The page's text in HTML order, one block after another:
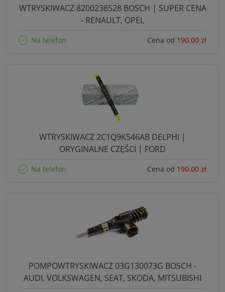
WTRYSKIWACZ 8200238528 BOSCH | SUPER CENA
- RENAULT, OPEL
Na telefon Cena od 190.00 zł
WTRYSKIWACZ 2C1Q9K546AB DELPHI |
ORYGINALNE CZĘŚCI | FORD
Na telefon Cena od 190.00 zł
POMPOWTRYSKIWACZ 03G130073G BOSCH -
AUDI, VOLKSWAGEN, SEAT, SKODA, MITSUBISHI